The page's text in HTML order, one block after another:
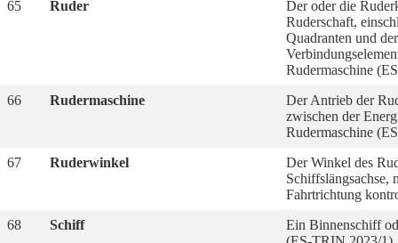
65
Ruder
Der oder die
Ruderschaft,
Quadranten und der
Rudermaschine
66
Rudermaschine
Der Antrieb der
zwischen der
Rudermaschine
67
Ruderwinkel
Der Winkel des
Schiffslängsachse,
Fahrtrichtung
68
Schiff
Ein Binnenschiff